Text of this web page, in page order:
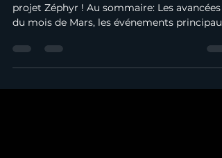
projet Zéphyr ! Au sommaire: Les avancées
du mois de Mars, les événements principaux